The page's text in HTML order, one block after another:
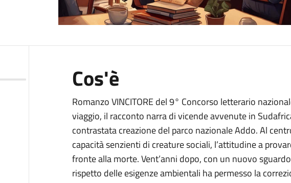
Cos'è
Romanzo VINCITORE del 9° Concorso letterario
viaggio, il racconto narra di vicende avvenute in
contrastata creazione del parco nazionale Addo. Al
capacità senzienti di creature sociali, l’attitudine a
fronte alla morte. Vent’anni dopo, con un nuovo
rispetto delle esigenze ambientali ha permesso la